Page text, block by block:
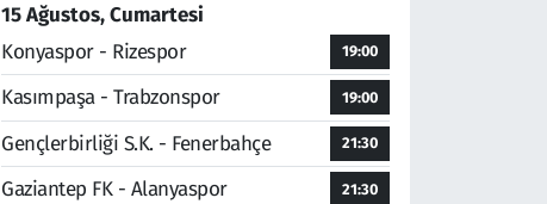
15 Ağustos, Cumartesi
Konyaspor - Rizespor
19:00
Kasımpaşa - Trabzonspor 19:00
Gençlerbirliği S.K. - Fenerbahçe 21:30
Gaziantep FK - Alanyaspor 21:30